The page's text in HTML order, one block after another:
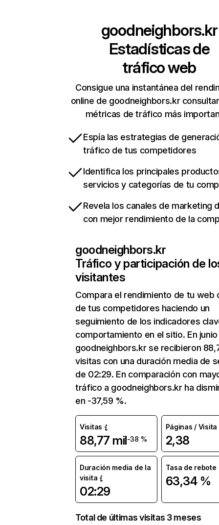
goodneighbors.kr
Estadísticas de
tráfico web
Consigue una instantánea del
online de goodneighbors.kr
métricas de tráfico más
Espía las estrategias de
tráfico de tus competidores
Identifica los principales
servicios y categorías de tu
Revela los canales de marketing
con mejor rendimiento de la
goodneighbors.kr
Tráfico y participación de
visitantes
Compara el rendimiento de tu web
de tus competidores haciendo un
seguimiento de los indicadores
comportamiento en el sitio. En junio
goodneighbors.kr se recibieron
visitas con una duración media de
de 02:29. En comparación con
tráfico a goodneighbors.kr ha
en -37,59 %.
Visitas
88,77 mil-38 %
Páginas / Visita
2,38
Duración media de la
visita
02:29
Tasa de rebote
63,34 %
Total de últimas visitas 3 meses